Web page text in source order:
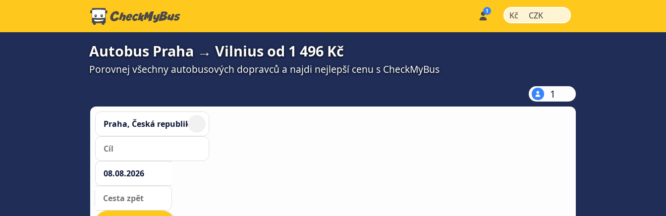
Kč | CZK |
Autobus Praha → Vilnius od 1 496 Kč
Porovnej všechny autobusových dopravců a najdi nejlepší cenu s CheckMyBus
1